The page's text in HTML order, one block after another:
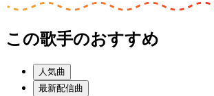
この歌手のおすすめ
人気曲
最新配信曲